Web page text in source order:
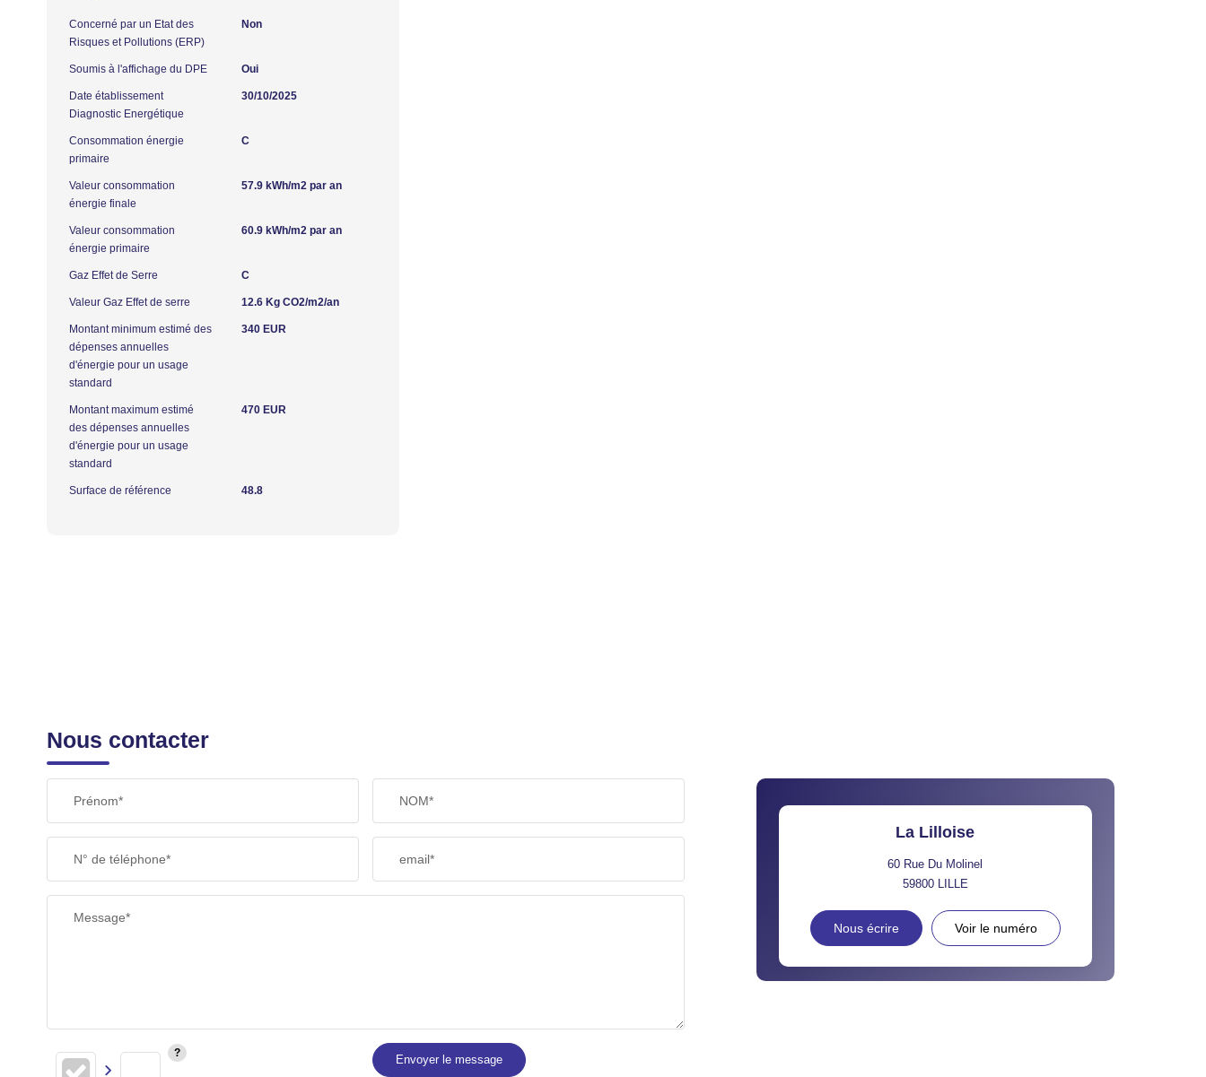
Concerné par un Etat des
Risques et Pollutions (ERP)
Non
Soumis à l'affichage du DPE Oui
Date établissement
Diagnostic Energétique
30/10/2025
Consommation énergie
primaire
C
Valeur consommation
énergie finale
57.9 kWh/m2 par an
Valeur consommation
énergie primaire
60.9 kWh/m2 par an
Gaz Effet de Serre C
Valeur Gaz Effet de serre 12.6 Kg CO2/m2/an
Montant minimum estimé des
dépenses annuelles
d'énergie pour un usage
standard
340 EUR
Montant maximum estimé
des dépenses annuelles
d'énergie pour un usage
standard
470 EUR
Surface de référence 48.8
Nous contacter
Prénom* NOM*
N° de téléphone* email*
Message*
Envoyer le message
La Lilloise
60 Rue Du Molinel
59800 LILLE
Nous écrire Voir le numéro